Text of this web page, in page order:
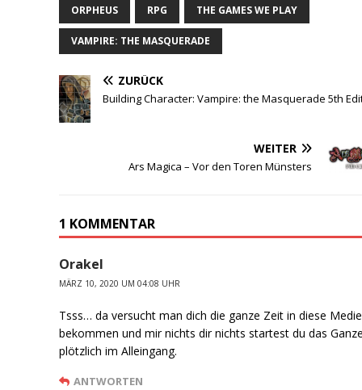
ORPHEUS RPG THE GAMES WE PLAY
VAMPIRE: THE MASQUERADE
ZURÜCK
Building Character: Vampire: the Masquerade 5th
WEITER
Ars Magica – Vor den Toren Münsters
1 KOMMENTAR
Orakel
MÄRZ 10, 2020 UM 04:08 UHR
Tsss… da versucht man dich die ganze Zeit in diese
bekommen und mir nichts dir nichts startest du das
plötzlich im Alleingang.
ANTWORTEN